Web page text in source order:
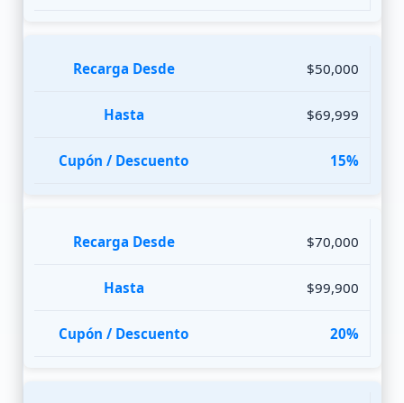
$50,000
$69,999
15%
$70,000
$99,900
20%